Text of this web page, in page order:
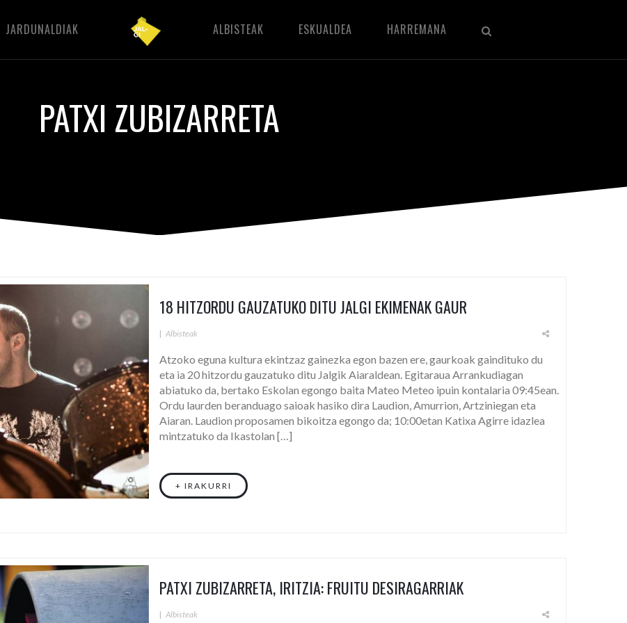
JARDUNALDIAK ALBISTEAK ESKUALDEA HARREMANA
PATXI ZUBIZARRETA
18 HITZORDU GAUZATUKO DITU JALGI EKIMENAK GAUR
| Albisteak
Atzoko eguna kultura ekintzaz gainezka egon bazen ere, gaurkoak gaindituko du
eta ia 20 hitzordu gauzatuko ditu Jalgik Aiaraldean. Egitaraua Arrankudiagan
abiatuko da, bertako Eskolan egongo baita Mateo Meteo ipuin kontalaria 09:45ean.
Ordu laurden beranduago saioak hasiko dira Laudion, Amurrion, Artziniegan eta
Aiaran. Laudion proposamen bikoitza egongo da; 10:00etan Katixa Agirre idazlea
mintzatuko da Ikastolan […]
+ IRAKURRI
PATXI ZUBIZARRETA, IRITZIA: FRUITU DESIRAGARRIAK
| Albisteak